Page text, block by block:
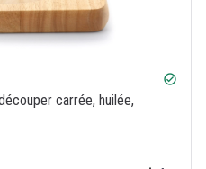
check_circle
carrée, huilée,